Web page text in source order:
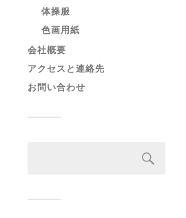
体操服
色画用紙
会社概要
アクセスと連絡先
お問い合わせ